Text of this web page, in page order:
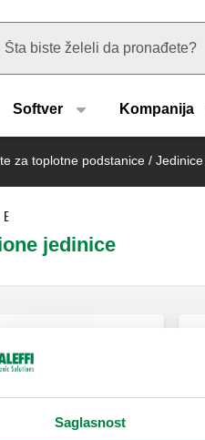
Saglasnost
Softver Kompanija
za toplotne podstanice /
jedinice
jedinica za